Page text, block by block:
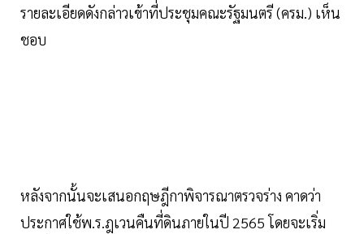
รายละเอียดดังกล่าวเข้าที่ประชุมคณะรัฐมนตรี (ครม.) เห็น
ชอบ
หลังจากนั้นจะเสนอกฤษฎีกาพิจารณาตรวจร่าง คาดว่า
ประกาศใช้พ.ร.ฎเวนคืนที่ดินภายในปี 2565 โดยจะเริ่ม